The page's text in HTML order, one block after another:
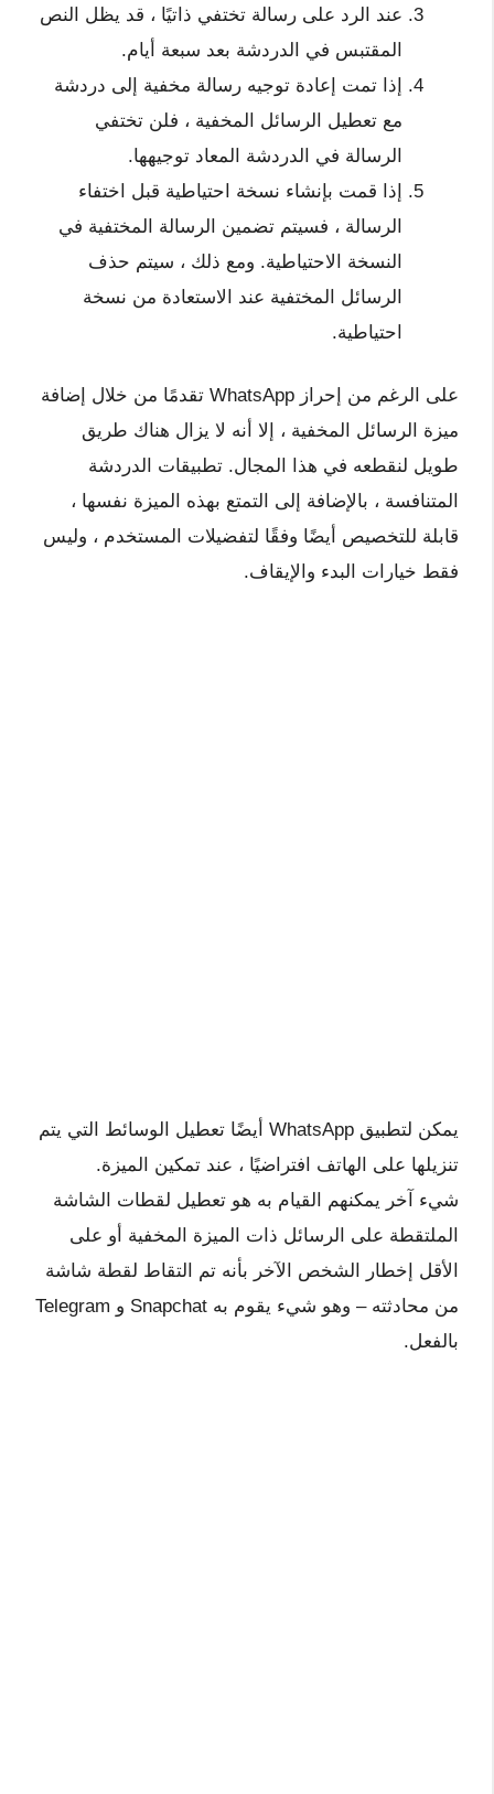
عند الرد على رسالة تختفي ذاتيًا ، قد يظل النص
المقتبس في الدردشة بعد سبعة أيام.
إذا تمت إعادة توجيه رسالة مخفية إلى دردشة
مع تعطيل الرسائل المخفية ، فلن تختفي
الرسالة في الدردشة المعاد توجيهها.
إذا قمت بإنشاء نسخة احتياطية قبل اختفاء
الرسالة ، فسيتم تضمين الرسالة المختفية في
النسخة الاحتياطية. ومع ذلك ، سيتم حذف
الرسائل المختفية عند الاستعادة من نسخة
احتياطية.
على الرغم من إحراز WhatsApp تقدمًا من خلال إضافة
ميزة الرسائل المخفية ، إلا أنه لا يزال هناك طريق
طويل لنقطعه في هذا المجال. تطبيقات الدردشة
المتنافسة ، بالإضافة إلى التمتع بهذه الميزة نفسها ،
قابلة للتخصيص أيضًا وفقًا لتفضيلات المستخدم ، وليس
فقط خيارات البدء والإيقاف.
يمكن لتطبيق WhatsApp أيضًا تعطيل الوسائط التي يتم
تنزيلها على الهاتف افتراضيًا ، عند تمكين الميزة.
شيء آخر يمكنهم القيام به هو تعطيل لقطات الشاشة
الملتقطة على الرسائل ذات الميزة المخفية أو على
الأقل إخطار الشخص الآخر بأنه تم التقاط لقطة شاشة
من محادثته – وهو شيء يقوم به Snapchat و Telegram
بالفعل.